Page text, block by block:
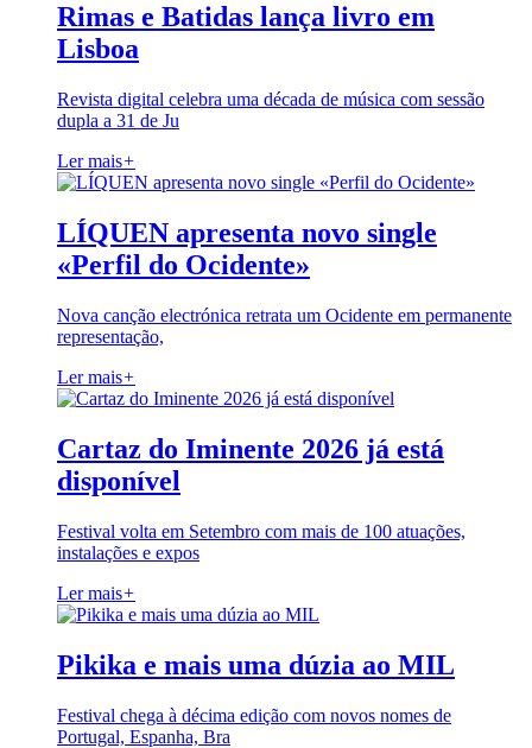
Rimas e Batidas lança livro em
Lisboa
Revista digital celebra uma década de música com sessão
dupla a 31 de Ju
Ler mais+
LÍQUEN apresenta novo single
«Perfil do Ocidente»
Nova canção electrónica retrata um Ocidente em permanente
representação,
Ler mais+
Cartaz do Iminente 2026 já está
disponível
Festival volta em Setembro com mais de 100 atuações,
instalações e expos
Ler mais+
Pikika e mais uma dúzia ao MIL
Festival chega à décima edição com novos nomes de
Portugal, Espanha, Bra